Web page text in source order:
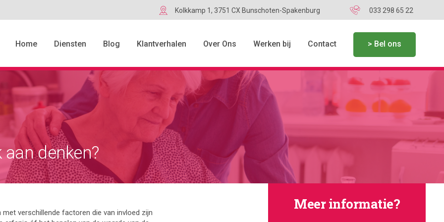
Kolkkamp 1, 3751 CX Bunschoten-Spakenburg 033 298 65 22
Home Diensten
Huis & Hypotheek
Familie & Relatie
Aankoop woning
Huis & Hypotheek
Hypotheekakte
Onderneming
Blog Klantverhalen Over Ons Werken bij Contact > Bel ons
denken?
verschillende factoren die van invloed zijn
Meer informatie?